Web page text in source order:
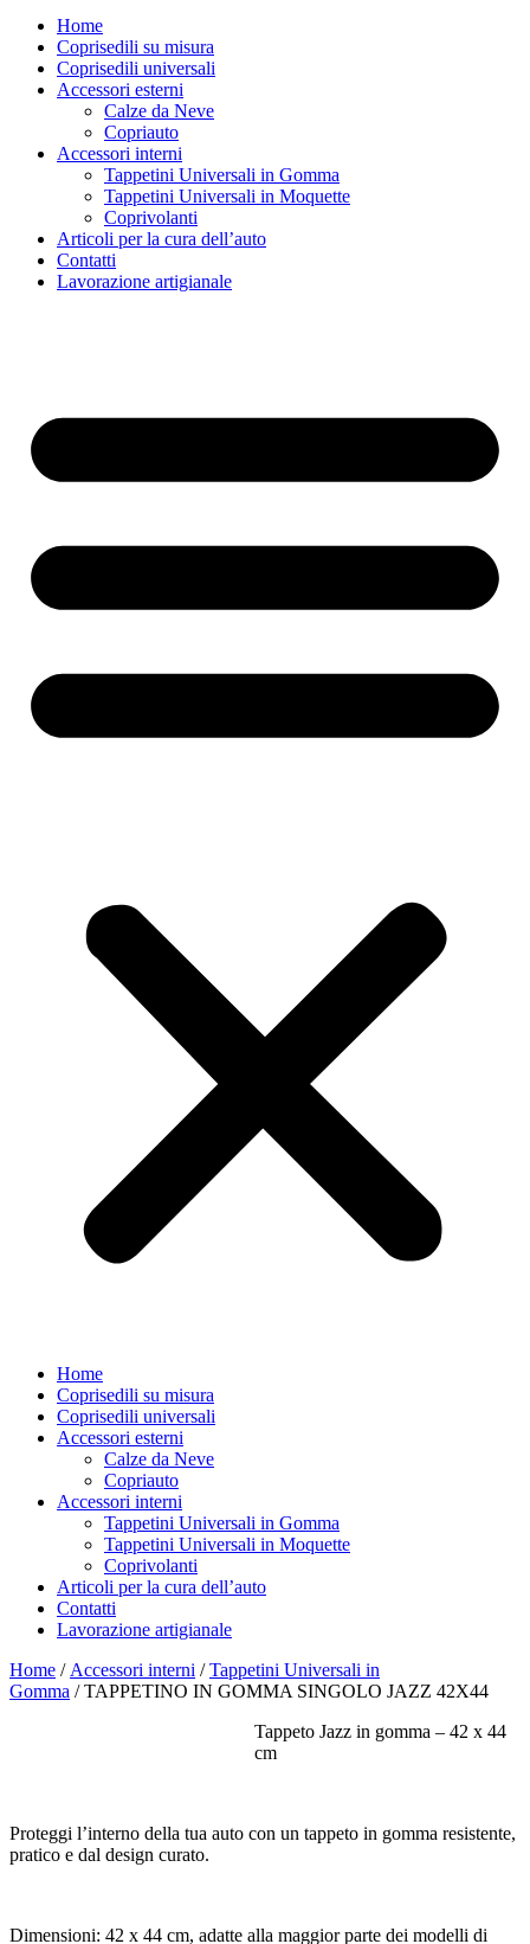
Home
Coprisedili su misura
Coprisedili universali
Accessori esterni
Calze da Neve
Copriauto
Accessori interni
Tappetini Universali in Gomma
Tappetini Universali in Moquette
Coprivolanti
Articoli per la cura dell’auto
Contatti
Lavorazione artigianale
Home
Coprisedili su misura
Coprisedili universali
Accessori esterni
Calze da Neve
Copriauto
Accessori interni
Tappetini Universali in Gomma
Tappetini Universali in Moquette
Coprivolanti
Articoli per la cura dell’auto
Contatti
Lavorazione artigianale
Home / Accessori interni /Tappetini Universali in
Gomma / TAPPETINO IN GOMMA SINGOLO JAZZ 42X44
Tappeto Jazz in gomma – 42 x 44
cm
Proteggi l’interno della tua auto con un tappeto in gomma resistente,
pratico e dal design curato.
Dimensioni: 42 x 44 cm, adatte alla maggior parte dei modelli di